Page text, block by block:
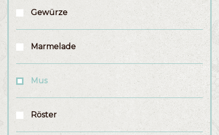
Gewürze
Marmelade
Mus
Röster